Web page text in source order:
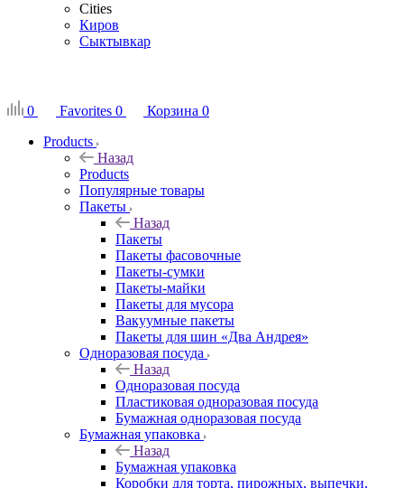
Cities
Киров
Сыктывкар
0
Favorites 0 Корзина 0
Products
Назад
Products
Популярные товары
Пакеты
Назад
Пакеты
Пакеты фасовочные
Пакеты-сумки
Пакеты-майки
Пакеты для мусора
Вакуумные пакеты
Пакеты для шин «Два Андрея»
Одноразовая посуда
Назад
Одноразовая посуда
Пластиковая одноразовая посуда
Бумажная одноразовая посуда
Бумажная упаковка
Назад
Бумажная упаковка
Коробки для торта, пирожных, выпечки,